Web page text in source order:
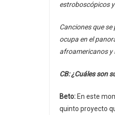
estroboscópicos
Canciones que
ocupa en el
afroamericanos y
CB: ¿Cuáles son
Beto: En este
quinto proyecto